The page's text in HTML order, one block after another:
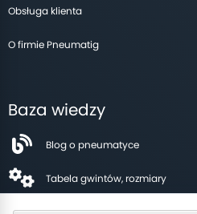
Obsługa klienta
O firmie Pneumatig
Baza wiedzy
Blog o pneumatyce
Tabela gwintów, rozmiary